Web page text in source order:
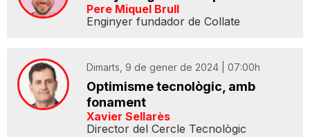
Pere Miquel Brull
Enginyer fundador de Collate
Dimarts, 9 de gener de 2024 | 07:00h
Optimisme tecnològic, amb
fonament
Xavier Sellarès
Director del Cercle Tecnològic